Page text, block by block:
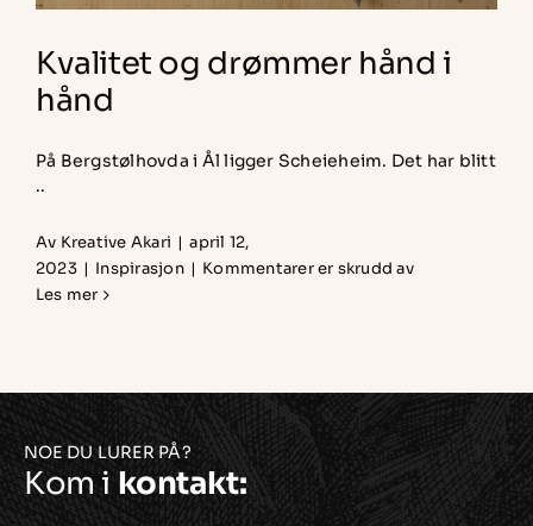
Kvalitet og drømmer hånd i
hånd
På Bergstølhovda i Ål ligger Scheieheim. Det har blitt
..
Av Kreative Akari | april 12,
2023 | Inspirasjon | Kommentarer er skrudd avfor
i
Les mer
NOE DU LURER PÅ?
Kom i kontakt: